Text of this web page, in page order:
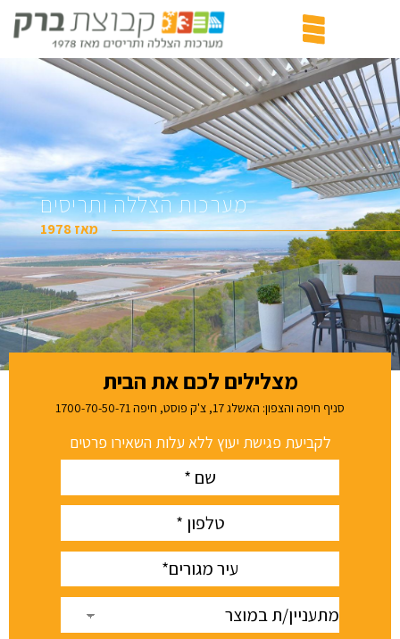
מערכות הצללה ותריסים
מאז 1978
מצלילים לכם את הבית
סניף חיפה והצפון: האשלג 17, צ'ק פוסט, חיפה 1700-70-50-71
לקביעת פגישת יעוץ ללא עלות השאירו פרטים
Name
phone
עיר
מתעניין/ת
במוצר